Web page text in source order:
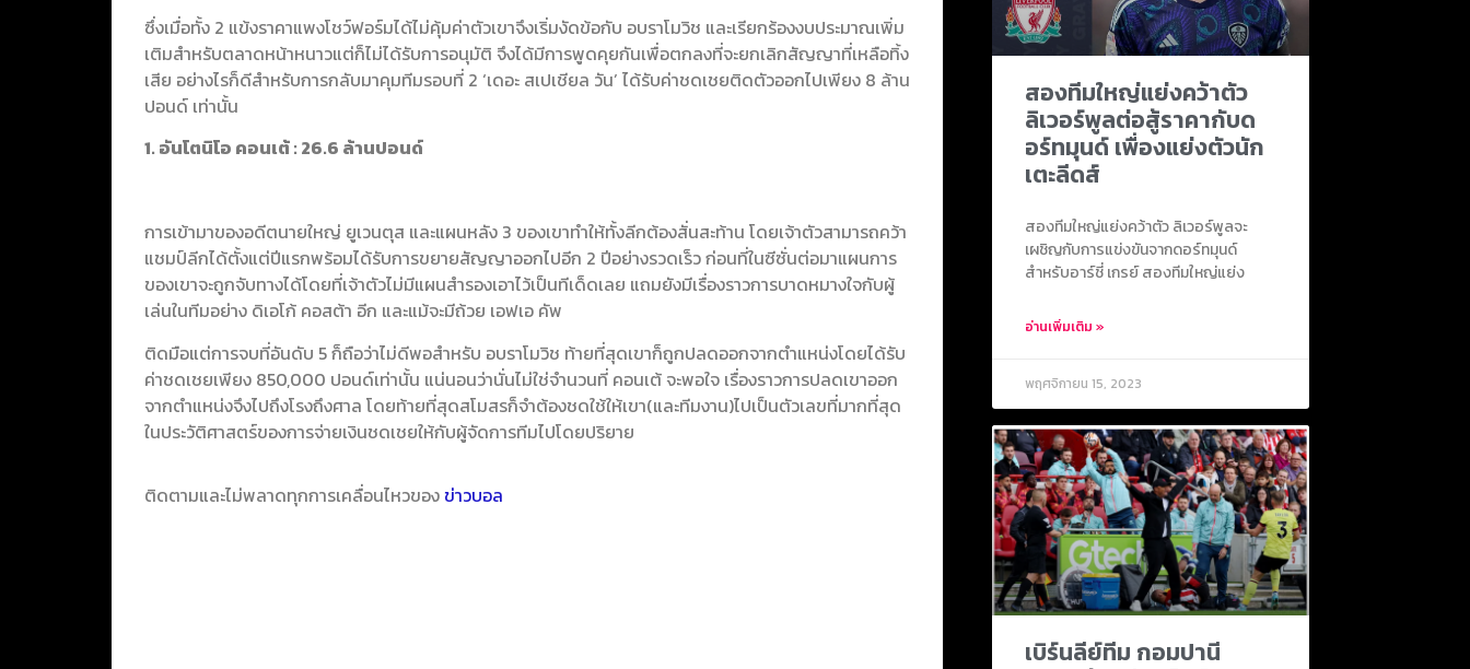
ซึ่งเมื่อทั้ง 2 แข้งราคาแพงโชว์ฟอร์มได้ไม่คุ้มค่าตัวเขาจึงเริ่มงัดข้อกับ อบราโมวิช และเรียกร้องงบประมาณเพิ่ม
เติมสำหรับตลาดหน้าหนาวแต่ก็ไม่ได้รับการอนุมัติ จึงได้มีการพูดคุยกันเพื่อตกลงที่จะยกเลิกสัญญาที่เหลือทิ้ง
เสีย อย่างไรก็ดีสำหรับการกลับมาคุมทีมรอบที่ 2 ‘เดอะ สเปเชียล วัน’ ได้รับค่าชดเชยติดตัวออกไปเพียง 8 ล้าน
ปอนด์ เท่านั้น
1. อันโตนิโอ คอนเต้ : 26.6 ล้านปอนด์
การเข้ามาของอดีตนายใหญ่ ยูเวนตุส และแผนหลัง 3 ของเขาทำให้ทั้งลีกต้องสั่นสะท้าน โดยเจ้าตัวสามารถคว้า
แชมป์ลีกได้ตั้งแต่ปีแรกพร้อมได้รับการขยายสัญญาออกไปอีก 2 ปีอย่างรวดเร็ว ก่อนที่ในซีซั่นต่อมาแผนการ
ของเขาจะถูกจับทางได้โดยที่เจ้าตัวไม่มีแผนสำรองเอาไว้เป็นทีเด็ดเลย แถมยังมีเรื่องราวการบาดหมางใจกับผู้
เล่นในทีมอย่าง ดิเอโก้ คอสต้า อีก และแม้จะมีถ้วย เอฟเอ คัพ
ติดมือแต่การจบที่อันดับ 5 ก็ถือว่าไม่ดีพอสำหรับ อบราโมวิช ท้ายที่สุดเขาก็ถูกปลดออกจากตำแหน่งโดยได้รับ
ค่าชดเชยเพียง 850,000 ปอนด์เท่านั้น แน่นอนว่านั่นไม่ใช่จำนวนที่ คอนเต้ จะพอใจ เรื่องราวการปลดเขาออก
จากตำแหน่งจึงไปถึงโรงถึงศาล โดยท้ายที่สุดสโมสรก็จำต้องชดใช้ให้เขา(และทีมงาน)ไปเป็นตัวเลขที่มากที่สุด
ในประวัติศาสตร์ของการจ่ายเงินชดเชยให้กับผู้จัดการทีมไปโดยปริยาย
ติดตามและไม่พลาดทุกการเคลื่อนไหวของ ข่าวบอล
สองทีมใหญ่แย่งคว้าตัว
ลิเวอร์พูลต่อสู้ราคากับด
อร์ทมุนด์ เพื่องแย่งตัวนัก
เตะลีดส์
สองทีมใหญ่แย่งคว้าตัว ลิเวอร์พูลจะ
เผชิญกับการแข่งขันจากดอร์ทมุนด์
สำหรับอาร์ชี่ เกรย์ สองทีมใหญ่แย่ง
อ่านเพิ่มเติม »
พฤศจิกายน 15, 2023
เบิร์นลีย์ทีม กอมปานี